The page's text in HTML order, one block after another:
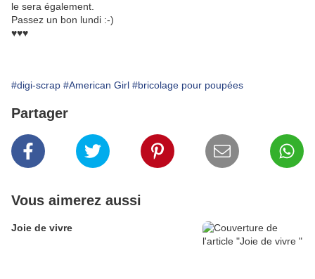
le sera également.
Passez un bon lundi :-)
♥♥♥
#digi-scrap #American Girl #bricolage pour poupées
Partager
Vous aimerez aussi
Joie de vivre